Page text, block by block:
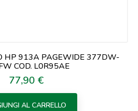
HP 913A PAGEWIDE 377DW-
COD. L0R95AE
Prezzo
77,90 €
AL CARRELLO